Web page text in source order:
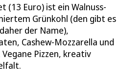
(13 Euro) ist ein Walnuss-
Grünkohl (den gibt es
der Name),
Cashew-Mozzarella und
Pizzen, kreativ